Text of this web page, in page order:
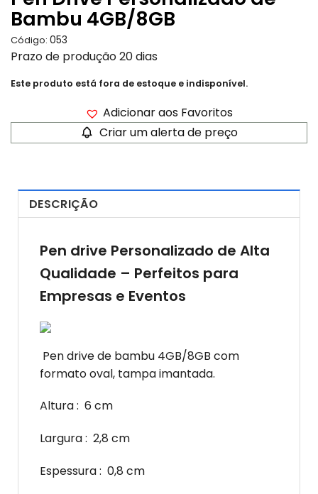
Bambu 4GB/8GB
Código: 053
Prazo de produção 20 dias
Este produto está fora de estoque e indisponível.
Adicionar aos Favoritos
Criar um alerta de preço
DESCRIÇÃO
Pen drive Personalizado de Alta
Qualidade – Perfeitos para
Empresas e Eventos
Pen drive de bambu 4GB/8GB com
formato oval, tampa imantada.
Altura: 6 cm
Largura: 2,8 cm
Espessura: 0,8 cm